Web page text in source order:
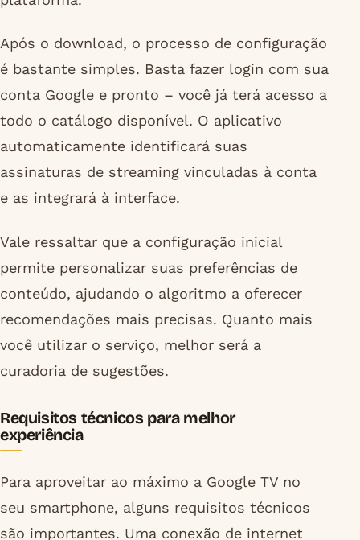
Após o download, o processo de configuração
é bastante simples. Basta fazer login com sua
conta Google e pronto – você já terá acesso a
todo o catálogo disponível. O aplicativo
automaticamente identificará suas
assinaturas de streaming vinculadas à conta
e as integrará à interface.
Vale ressaltar que a configuração inicial
permite personalizar suas preferências de
conteúdo, ajudando o algoritmo a oferecer
recomendações mais precisas. Quanto mais
você utilizar o serviço, melhor será a
curadoria de sugestões.
Requisitos técnicos para melhor
experiência
Para aproveitar ao máximo a Google TV no
seu smartphone, alguns requisitos técnicos
são importantes. Uma conexão de internet